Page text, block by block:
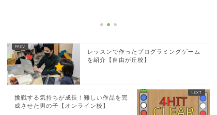
レッスンで作ったプログラミングゲーム
を紹介【自由が丘校】
挑戦する気持ちが成長！難しい作品を完
成させた男の子【オンライン校】